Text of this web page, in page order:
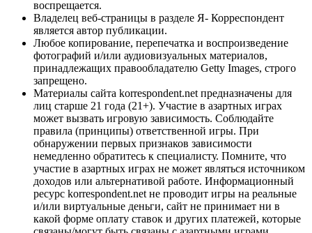
воспрещается.
Владелец веб-страницы в разделе Я- Корреспондент
является автор публикации.
Любое копирование, перепечатка и воспроизведение
фотографий и/или аудиовизуальных материалов,
принадлежащих правообладателю Getty Images, строго
запрещено.
Материалы сайта korrespondent.net предназначены для
лиц старше 21 года (21+). Участие в азартных играх
может вызвать игровую зависимость. Соблюдайте
правила (принципы) ответственной игры. При
обнаружении первых признаков зависимости
немедленно обратитесь к специалисту. Помните, что
участие в азартных играх не может являться источником
доходов или альтернативой работе. Информационный
ресурс korrespondent.net не проводит игры на реальные
и/или виртуальные деньги, сайт не принимает ни в
какой форме оплату ставок и других платежей, которые